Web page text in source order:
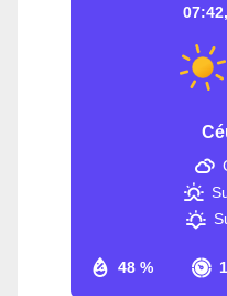
07:42,
48 %